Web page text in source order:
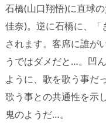
石橋(山口翔悟)に直球
佳奈)。逆に石橋に、
されます。客席に誰が
うではダメだと…。凹
ように、歌を歌う事だ
歌う事との共通性を示
鬼のようだ…。